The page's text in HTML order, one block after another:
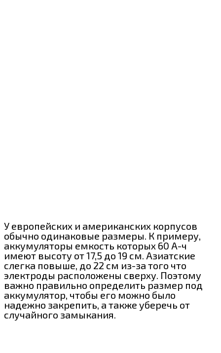
У европейских и американских корпусов
обычно одинаковые размеры. К примеру,
аккумуляторы емкость которых 60 А-ч
имеют высоту от 17,5 до 19 см. Азиатские
слегка повыше, до 22 см из-за того что
электроды расположены сверху. Поэтому
важно правильно определить размер под
аккумулятор, чтобы его можно было
надежно закрепить, а также уберечь от
случайного замыкания.